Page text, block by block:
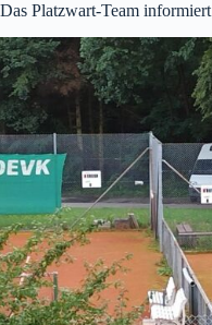
Das Platzwart-Team informiert